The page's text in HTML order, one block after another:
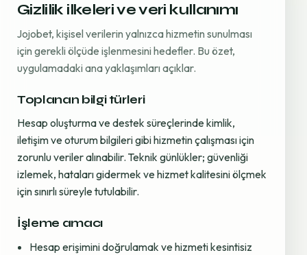
Gizlilik ilkeleri ve veri kullanımı
Jojobet, kişisel verilerin yalnızca hizmetin sunulması
için gerekli ölçüde işlenmesini hedefler. Bu özet,
uygulamadaki ana yaklaşımları açıklar.
Toplanan bilgi türleri
Hesap oluşturma ve destek süreçlerinde kimlik,
iletişim ve oturum bilgileri gibi hizmetin çalışması için
zorunlu veriler alınabilir. Teknik günlükler; güvenliği
izlemek, hataları gidermek ve hizmet kalitesini ölçmek
için sınırlı süreyle tutulabilir.
İşleme amacı
Hesap erişimini doğrulamak ve hizmeti kesintisiz